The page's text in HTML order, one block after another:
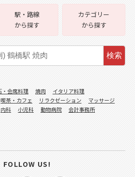
駅・路線
から探す
カテゴリー
から探す
検索
・会席料理 焼肉
イタリア料理
喫茶・カフェ リラクゼーション
マッサージ
内科 小児科 動物病院
会計事務所
FOLLOW US!